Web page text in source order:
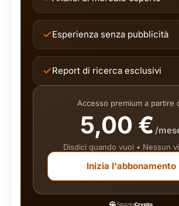
Esperienza senza pubblicità
Report di ricerca esclusivi
Accesso premium a partire
5,00 € /
Disdici quando vuoi • Nessun
Inizia l'abbonamento